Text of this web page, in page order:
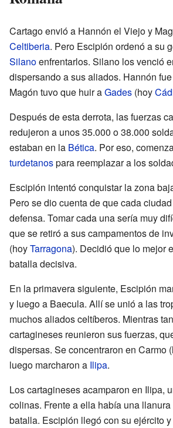
Cartago envió a Hannón el Viejo y
Celtiberia. Pero Escipión ordenó a su
Silanoenfrentarlos. Silano los venció
dispersando a sus aliados. Hannón
Magón tuvo que huir aGades (hoy
Después de esta derrota, las fuerzas
redujeron a unos 35.000 o 38.000
estaban en la Bética. Por eso,
turdetanospara reemplazar a los
Escipión intentó conquistar la zona
Pero se dio cuenta de que cada
defensa. Tomar cada una sería muy
que se retiró a sus campamentos de
(hoyTarragona). Decidió que lo mejor
batalla decisiva.
En la primavera siguiente, Escipión
y luego a Baecula. Allí se unió a las
muchos aliados celtíberos. Mientras
cartagineses reunieron sus fuerzas,
dispersas. Se concentraron en Carmo
luego marcharon a Ilipa.
Los cartagineses acamparon en Ilipa,
colinas. Frente a ella había una
batalla. Escipión llegó con su ejército